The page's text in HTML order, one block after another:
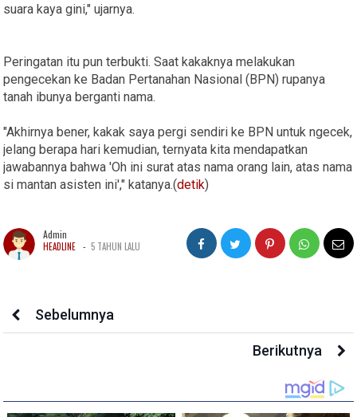
suara kaya gini," ujarnya.
Peringatan itu pun terbukti. Saat kakaknya melakukan
pengecekan ke Badan Pertanahan Nasional (BPN) rupanya
tanah ibunya berganti nama.
"Akhirnya bener, kakak saya pergi sendiri ke BPN untuk ngecek,
jelang berapa hari kemudian, ternyata kita mendapatkan
jawabannya bahwa 'Oh ini surat atas nama orang lain, atas nama
si mantan asisten ini'," katanya.(detik)
Admin
HEADLINE - 5 TAHUN LALU
Sebelumnya
Berikutnya